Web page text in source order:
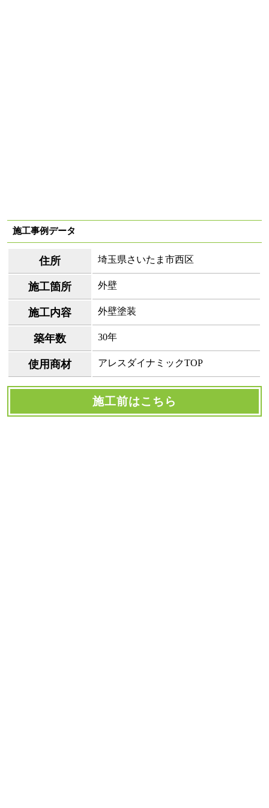
施工事例データ
住所 埼玉県さいたま市西区
施工箇所 外壁
施工内容 外壁塗装
築年数 30年
使用商材 アレスダイナミックTOP
施工前はこちら